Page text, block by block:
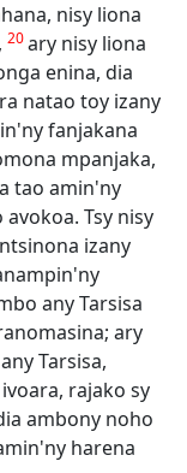
nisy liona
20ary nisy liona
enina, dia
natao toy izany
fanjakana
mpanjaka,
tao amin'ny
Tsy nisy
izany
any Tarsisa
ary
Tarsisa,
rajako sy
ambony noho
harena